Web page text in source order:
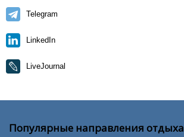
Telegram
LinkedIn
LiveJournal
Популярные направления отдыха